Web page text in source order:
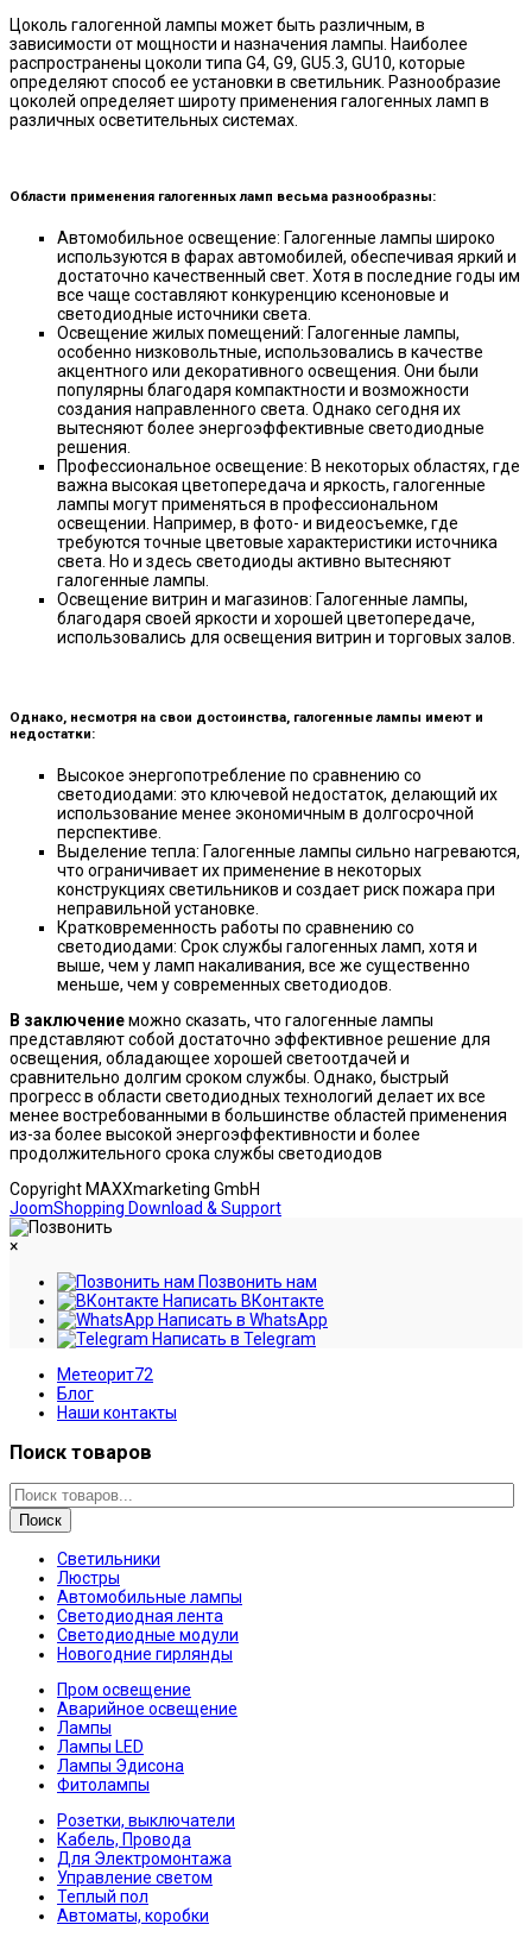
Цоколь галогенной лампы может быть различным, в
зависимости от мощности и назначения лампы. Наиболее
распространены цоколи типа G4, G9, GU5.3, GU10, которые
определяют способ ее установки в светильник. Разнообразие
цоколей определяет широту применения галогенных ламп в
различных осветительных системах.
Области применения галогенных ламп весьма разнообразны:
Автомобильное освещение: Галогенные лампы широко
используются в фарах автомобилей, обеспечивая яркий и
достаточно качественный свет. Хотя в последние годы им
все чаще составляют конкуренцию ксеноновые и
светодиодные источники света.
Освещение жилых помещений: Галогенные лампы,
особенно низковольтные, использовались в качестве
акцентного или декоративного освещения. Они были
популярны благодаря компактности и возможности
создания направленного света. Однако сегодня их
вытесняют более энергоэффективные светодиодные
решения.
Профессиональное освещение: В некоторых областях, где
важна высокая цветопередача и яркость, галогенные
лампы могут применяться в профессиональном
освещении. Например, в фото- и видеосъемке, где
требуются точные цветовые характеристики источника
света. Но и здесь светодиоды активно вытесняют
галогенные лампы.
Освещение витрин и магазинов: Галогенные лампы,
благодаря своей яркости и хорошей цветопередаче,
использовались для освещения витрин и торговых залов.
Однако, несмотря на свои достоинства, галогенные лампы имеют и
недостатки:
Высокое энергопотребление по сравнению со
светодиодами: это ключевой недостаток, делающий их
использование менее экономичным в долгосрочной
перспективе.
Выделение тепла: Галогенные лампы сильно нагреваются,
что ограничивает их применение в некоторых
конструкциях светильников и создает риск пожара при
неправильной установке.
Кратковременность работы по сравнению со
светодиодами: Срок службы галогенных ламп, хотя и
выше, чем у ламп накаливания, все же существенно
меньше, чем у современных светодиодов.
В заключениеможно сказать, что галогенные лампы
представляют собой достаточно эффективное решение для
освещения, обладающее хорошей светоотдачей и
сравнительно долгим сроком службы. Однако, быстрый
прогресс в области светодиодных технологий делает их все
менее востребованными в большинстве областей применения
из-за более высокой энергоэффективности и более
продолжительного срока службы светодиодов
Copyright MAXXmarketing GmbH
JoomShopping Download & Support
×
Позвонить нам
Написать ВКонтакте
Написать в WhatsApp
Написать в Telegram
Метеорит72
Блог
Наши контакты
Поиск товаров
Поиск
Светильники
Люстры
Автомобильные лампы
Светодиодная лента
Светодиодные модули
Новогодние гирлянды
Пром освещение
Аварийное освещение
Лампы
Лампы LED
Лампы Эдисона
Фитолампы
Розетки, выключатели
Кабель, Провода
Для Электромонтажа
Управление светом
Теплый пол
Автоматы, коробки